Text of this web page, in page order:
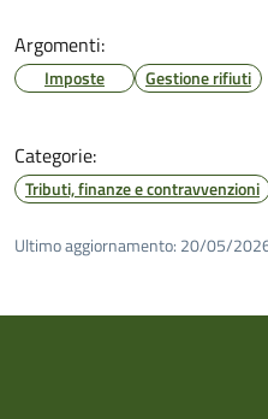
Argomenti:
Imposte Gestione rifiuti
Categorie:
Tributi, finanze e contravvenzioni
Ultimo aggiornamento: 20/05/